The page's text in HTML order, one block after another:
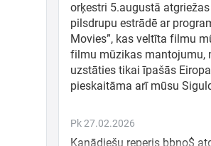
orķestri 5.augustā
pilsdrupu estrādē ar
Movies”, kas veltīta filmu
filmu mūzikas mantojumu,
uzstāties tikai īpašās
pieskaitāma arī mūsu
Pk 27.02.2026
Kanādiešu reperis bbno$